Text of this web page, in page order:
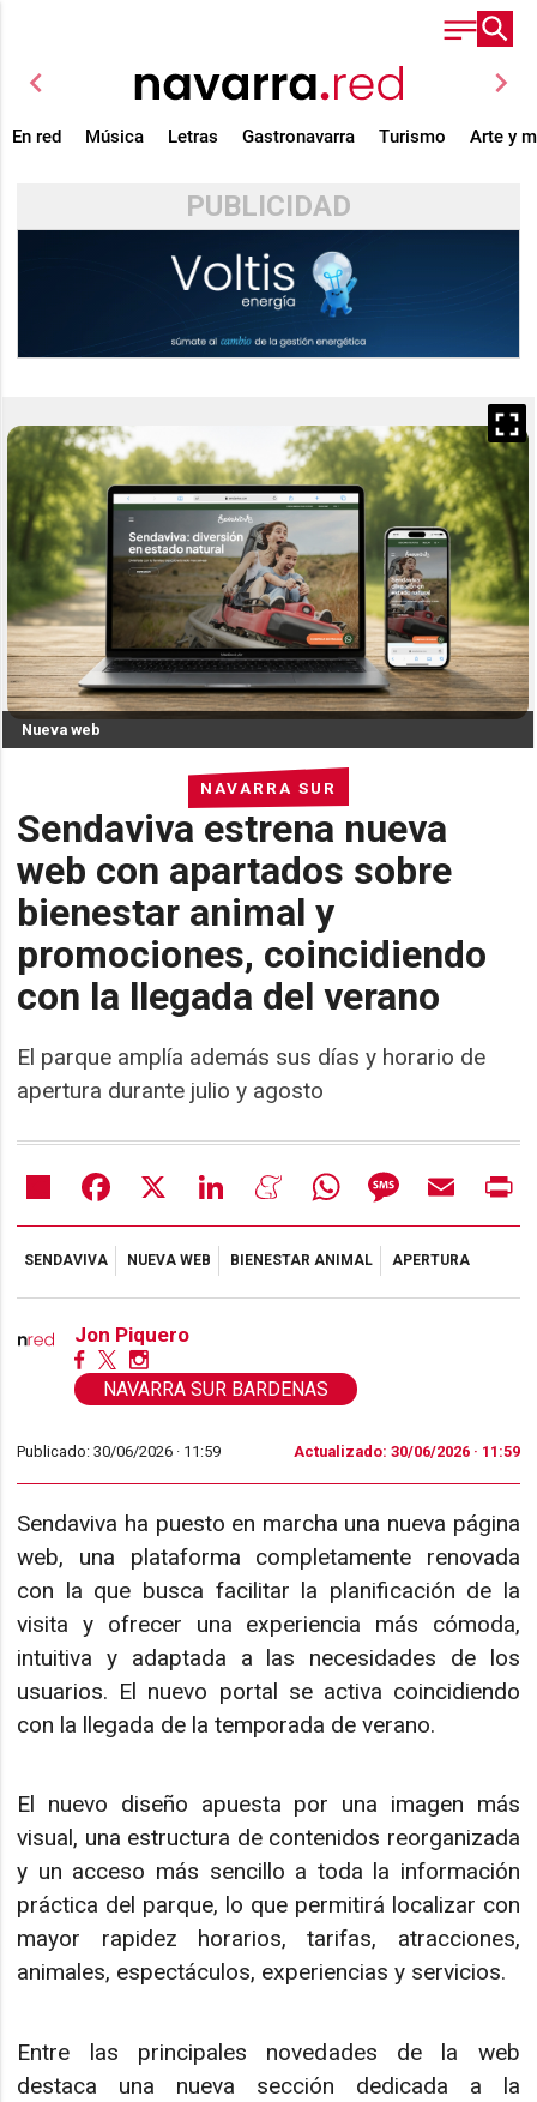
chevron_left chevron_right
En red Música Letras Gastronavarra Turismo Arte y
PUBLICIDAD
NAVARRA SUR
Sendaviva estrena nueva
web con apartados sobre
bienestar animal y
promociones, coincidiendo
con la llegada del verano
El parque amplía además sus días y horario de
apertura durante julio y agosto
Nueva web
Share Facebook LinkedIn MeneameWhatsAppMessageEmail
SENDAVIVA NUEVA WEB BIENESTAR ANIMAL APERTURA
Jon Piquero
NAVARRA SUR BARDENAS
Publicado: 30/06/2026 · 11:59 Actualizado: 30/06/2026 · 11:59
Sendaviva ha puesto en marcha una nueva página
web, una plataforma completamente renovada
con la que busca facilitar la planificación de la
visita y ofrecer una experiencia más cómoda,
intuitiva y adaptada a las necesidades de los
usuarios. El nuevo portal se activa coincidiendo
con la llegada de la temporada de verano.
El nuevo diseño apuesta por una imagen más
visual, una estructura de contenidos reorganizada
y un acceso más sencillo a toda la información
práctica del parque, lo que permitirá localizar con
mayor rapidez horarios, tarifas, atracciones,
animales, espectáculos, experiencias y servicios.
Entre las principales novedades de la web
destaca una nueva sección dedicada a la